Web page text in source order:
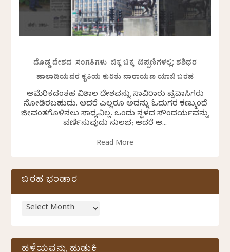
ದೊಡ್ಡ ದೇಶದ ಸಂಗತಿಗಳು ಚಿಕ್ಕ ಚಿಕ್ಕ ಟಿಪ್ಪಣಿಗಳಲ್ಲಿ: ಶಶಿಧರ
ಹಾಲಾಡಿಯವರ ಕೃತಿಯ ಕುರಿತು ನಾರಾಯಣ ಯಾಜಿ ಬರಹ
ಅಮೆರಿಕದಂತಹ ವಿಶಾಲ ದೇಶವನ್ನು ಸಾವಿರಾರು ಪ್ರವಾಸಿಗರು
ನೋಡಿರಬಹುದು. ಆದರೆ ಎಲ್ಲರೂ ಅದನ್ನು ಓದುಗರ ಕಣ್ಮುಂದೆ
ಜೀವಂತಗೊಳಿಸಲು ಸಾಧ್ಯವಿಲ್ಲ. ಒಂದು ಸ್ಥಳದ ಸೌಂದರ್ಯವನ್ನು
ವರ್ಣಿಸುವುದು ಸುಲಭ; ಆದರೆ ಆ...
Read More
ಬರಹ ಭಂಡಾರ